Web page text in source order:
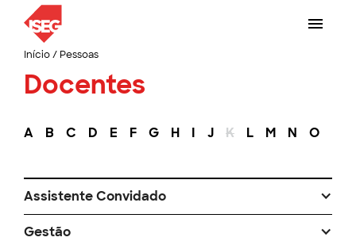
Início/ Pessoas
Docentes
A B C D E F G H I J K L M N O
Assistente Convidado
Gestão